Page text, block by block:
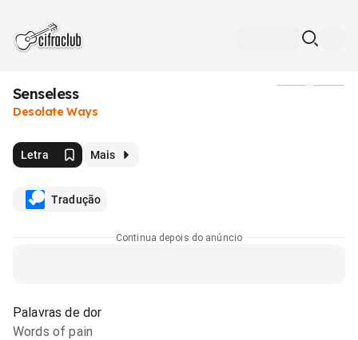
Senseless
Desolate Ways
Letra Mais
Tradução
Continua depois do anúncio
Palavras de dor
Words of pain